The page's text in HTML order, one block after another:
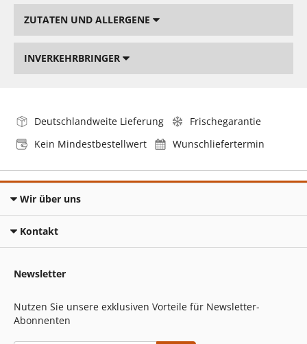
ZUTATEN UND ALLERGENE
INVERKEHRBRINGER
Deutschlandweite Lieferung
Frischegarantie
Kein Mindestbestellwert
Wunschliefertermin
Wir über uns
Kontakt
Newsletter
Nutzen Sie unsere exklusiven Vorteile für Newsletter-
Abonnenten